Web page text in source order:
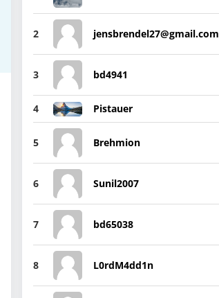
2 jensbrendel27@gmail.com
3 bd4941
4 Pistauer
5 Brehmion
6 Sunil2007
7 bd65038
8 L0rdM4dd1n